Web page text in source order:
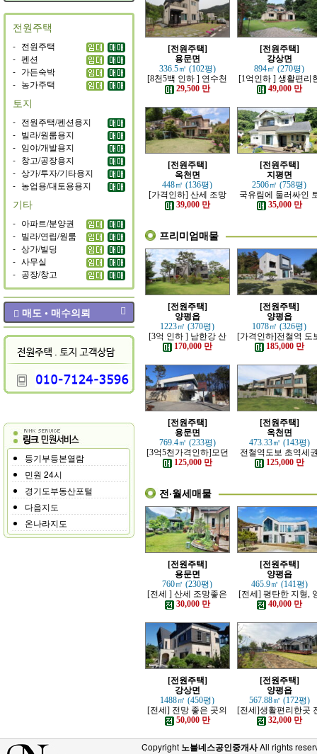
전원주택
- 전원주택
- 펜션
- 가든숙박
- 농가주택
토지
- 전원주택/펜션용지
- 빌라/원룸용지
- 임야/개발용지
- 창고/공장용지
- 상가/투자/기타용지
- 농업용/대토용용지
기타
- 아파트/분양권
- 빌라/연립/원룸
- 상가/빌딩
- 사무실
- 공장/창고
매도 • 매수의뢰
등기부등본열람
민원 24시
경기도부동산포털
다음지도
온나라지도
[전원주택]
용문면
336.5㎡ (102평)
[8천5백 인하 ] 연수천
가까운 튼튼하게 잘지
은 전원주택
29,500 만
[전원주택]
강상면
894㎡ (270평)
[1억인하 ] 생활편리
정남향의 관리 잘된
49,000 만
[전원주택]
옥천면
448㎡ (136평)
[가격인하] 산세 조망
좋은 남향 전원주택
39,000 만
[전원주택]
지평면
2506㎡ (758평)
국유림에 둘러싸인
지 넓은 전원주택
35,000 만
프리미엄매물
[전원주택]
양평읍
1223㎡ (370평)
[3억 인하 ] 남한강 산
책로 접한 최고급 전원
170,000 만
[전원주택]
양평읍
1078㎡ (326평)
[가격인하]전철역 도
강조망 되는 고급 전
185,000 만
[전원주택]
용문면
769.4㎡ (233평)
[3억5천가격인하]모던
하고 고급스러운 본채,
별채있는 전원주택
125,000 만
[전원주택]
옥천면
473.33㎡ (143평)
전철역도보 초역세
강조망 고급전원주
125,000 만
전·월세매물
[전원주택]
용문면
760㎡ (230평)
[전세 ] 산세 조망좋은
정원 예쁜, 단층주택
30,000 만
[전원주택]
양평읍
465.9㎡ (141평)
[전세] 평탄한 지형,
평시내 차량 접근성
수한 전원주택
40,000 만
[전원주택]
강상면
1488㎡ (450평)
[전세] 전망 좋은 곳의
고급 전원주택
50,000 만
[전원주택]
양평읍
567.88㎡ (172평)
[전세]생활편리한곳
망트인 전원주택
32,000 만
Copyright 노블네스공인중개사All rights